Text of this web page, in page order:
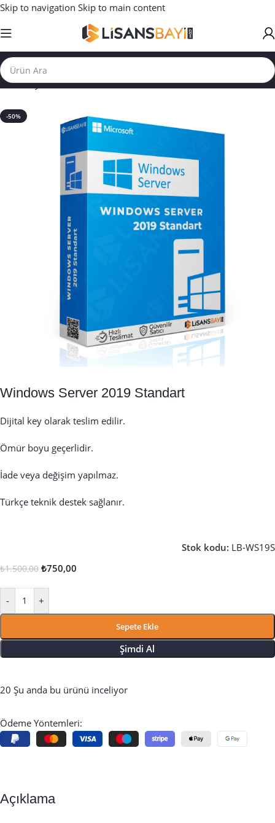
Skip to navigation Skip to main content
Ana Sayfa/ WİNDOWS LİSANSLARI/ Windows Server
-50%
Windows Server 2019 Standart
Dijital key olarak teslim edilir.
Ömür boyu geçerlidir.
İade veya değişim yapılmaz.
Türkçe teknik destek sağlanır.
Stok kodu: LB-WS19S
₺1.500,00 ₺750,00
- +
Sepete Ekle
Şimdi Al
20 Şu anda bu ürünü inceliyor
Ödeme Yöntemleri:
Açıklama